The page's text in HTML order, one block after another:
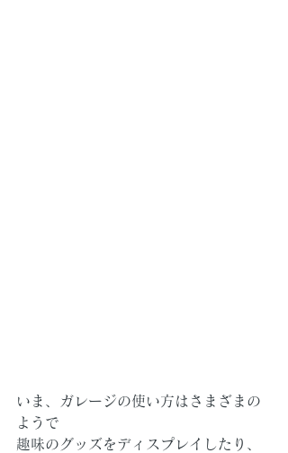
いま、ガレージの使い方はさまざまの
ようで
趣味のグッズをディスプレイしたり、